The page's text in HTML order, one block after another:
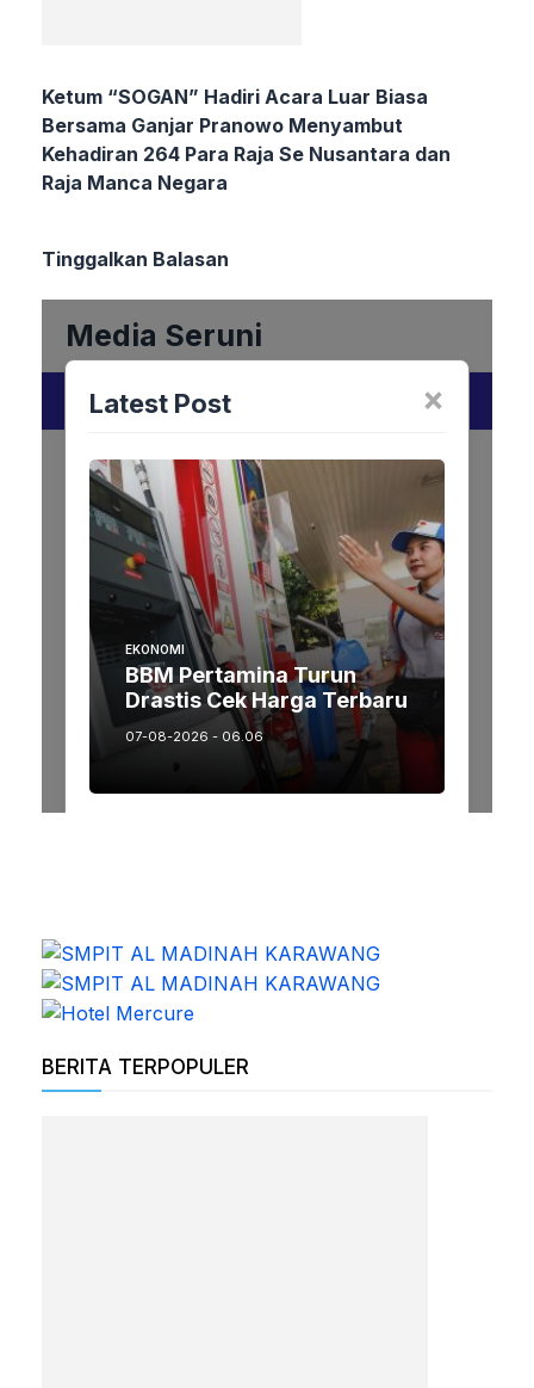
Ketum “SOGAN” Hadiri Acara Luar Biasa
Bersama Ganjar Pranowo Menyambut
Kehadiran 264 Para Raja Se Nusantara dan
Raja Manca Negara
Tinggalkan Balasan
BERITA TERPOPULER